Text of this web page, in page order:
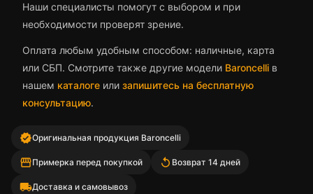
Наши специалисты помогут с выбором и при
необходимости проверят зрение.
Оплата любым удобным способом: наличные, карта
или СБП. Смотрите также другие модели Baroncelli в
нашем каталоге или запишитесь на бесплатную
консультацию.
verifiedОригинальная продукция Baroncelli
storefrontПримерка перед покупкой replay Возврат 14 дней
local_shippingДоставка и самовывоз